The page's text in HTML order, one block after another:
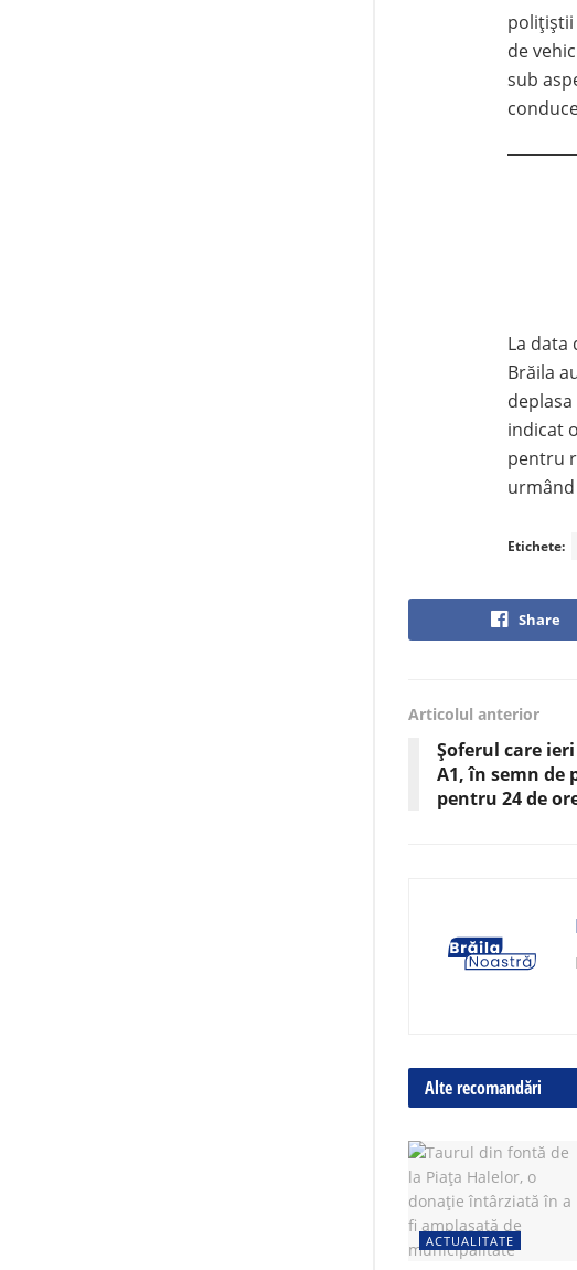
polițiștii
de
sub
La data
Brăila
indicat
pentru
Etichete:
Share
Articolul anterior
Șoferul care
A1, în semn
pentru 24 de
Alte recomandări
ACTUALITATE